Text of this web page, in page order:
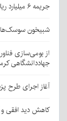
جریمه ۶ میلیارد ریالی برای قاچاقچی نارنگی پاکستانی در بافت
شبیخون
از بومی‌سازی
جهاددانشگاهی
آغاز اجرای طرح
کاهش دید افقی و